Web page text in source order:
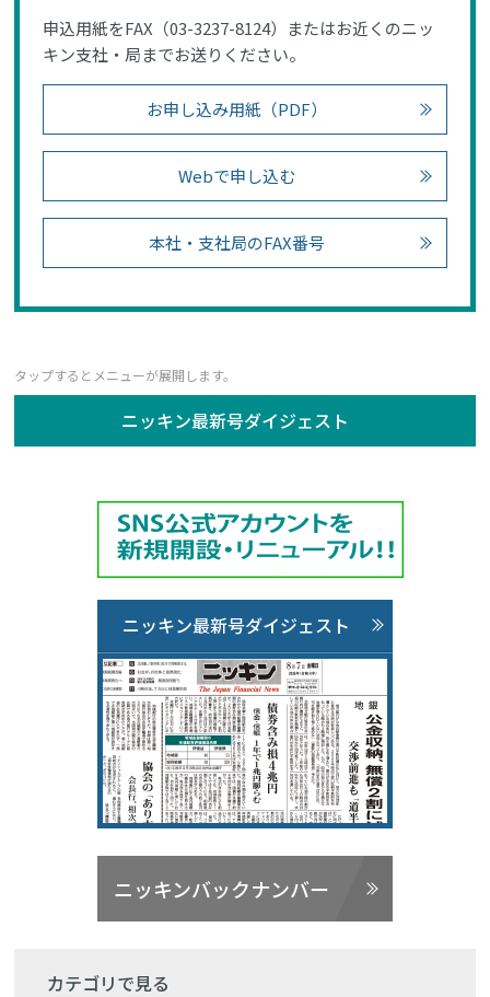
申込用紙をFAX（03-3237-8124）またはお近くのニッ
キン支社・局までお送りください。
お申し込み用紙（PDF）
Webで申し込む
本社・支社局のFAX番号
ニッキン最新号ダイジェスト
ニッキン最新号ダイジェスト
ニッキンバックナンバー
カテゴリで見る